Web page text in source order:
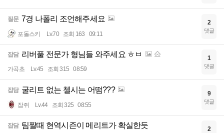
질문 7경 나폴리 조언해주세요
포돌스키 Lv.70 조회 163 09:11
2
댓글
잡담 리버풀 전문가 형님들 와주세요 ㅎㅂ
가곡초 Lv.45 조회 315 08:59
1
댓글
잡담 굴리트 없는 첼시는 어떰???
잠쥐 Lv.44 조회 325 08:55
9
댓글
잡담 팀짤때 현역시즌이 메리트가 확실한듯 2